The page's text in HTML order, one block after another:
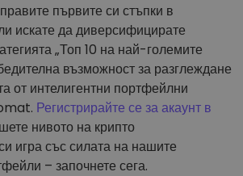
първите си стъпки в
искате да диверсифицирате
„Топ 10 на най-големите
възможност за разглеждане
от интелигентни портфейлни
Регистрирайте се за акаунт в
нивото на крипто
игра със силата на нашите
– започнете сега.